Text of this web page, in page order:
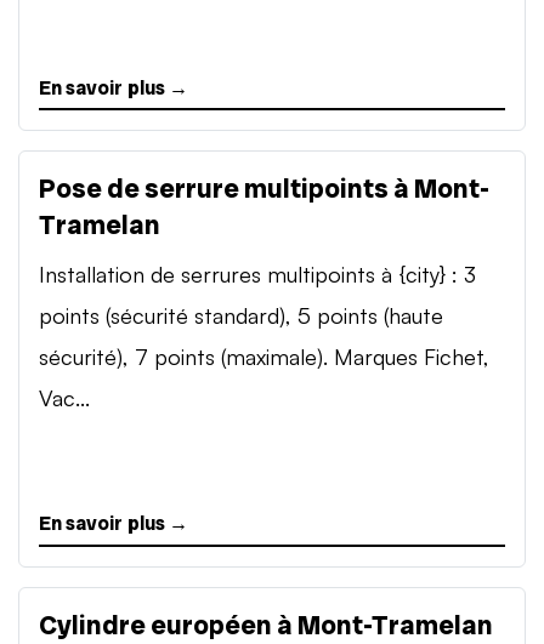
En savoir plus →
Pose de serrure multipoints à Mont-
Tramelan
Installation de serrures multipoints à {city} : 3
points (sécurité standard), 5 points (haute
sécurité), 7 points (maximale). Marques Fichet,
Vac...
En savoir plus →
Cylindre européen à Mont-Tramelan